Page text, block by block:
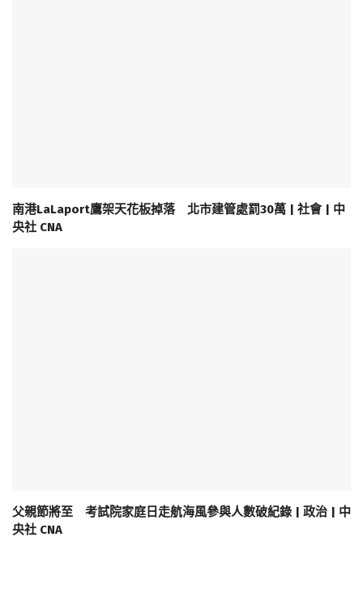
南港LaLaport鷹架天花板掉落 北市建管處罰30萬 | 社會 | 中
央社 CNA
父親節將至 考試院家庭日走航海風參與人數破紀錄 | 政治 | 中
央社 CNA